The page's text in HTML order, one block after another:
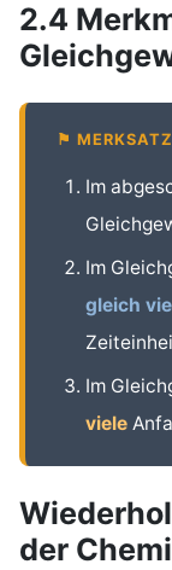
2.4
⚑
Im
Im
gleich
Im
viele
der